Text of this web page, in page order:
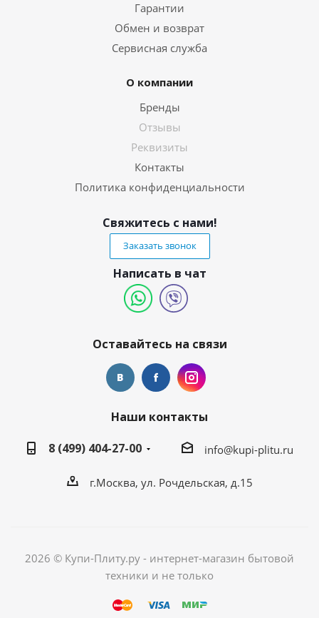
Гарантии
Обмен и возврат
Сервисная служба
О компании
Бренды
Отзывы
Реквизиты
Контакты
Политика конфиденциальности
Свяжитесь с нами!
Заказать звонок
Написать в чат
Оставайтесь на связи
Наши контакты
8 (499) 404-27-00
info@kupi-plitu.ru
г.Москва, ул. Рочдельская, д.15
2026 © Купи-Плиту.ру - интернет-магазин бытовой
техники и не только